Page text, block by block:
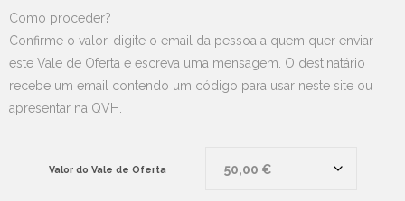
Como proceder?
Confirme o valor, digite o email da pessoa a quem quer enviar
este Vale de Oferta e escreva uma mensagem. O destinatário
recebe um email contendo um código para usar neste site ou
apresentar na QVH.
Valor do Vale de Oferta